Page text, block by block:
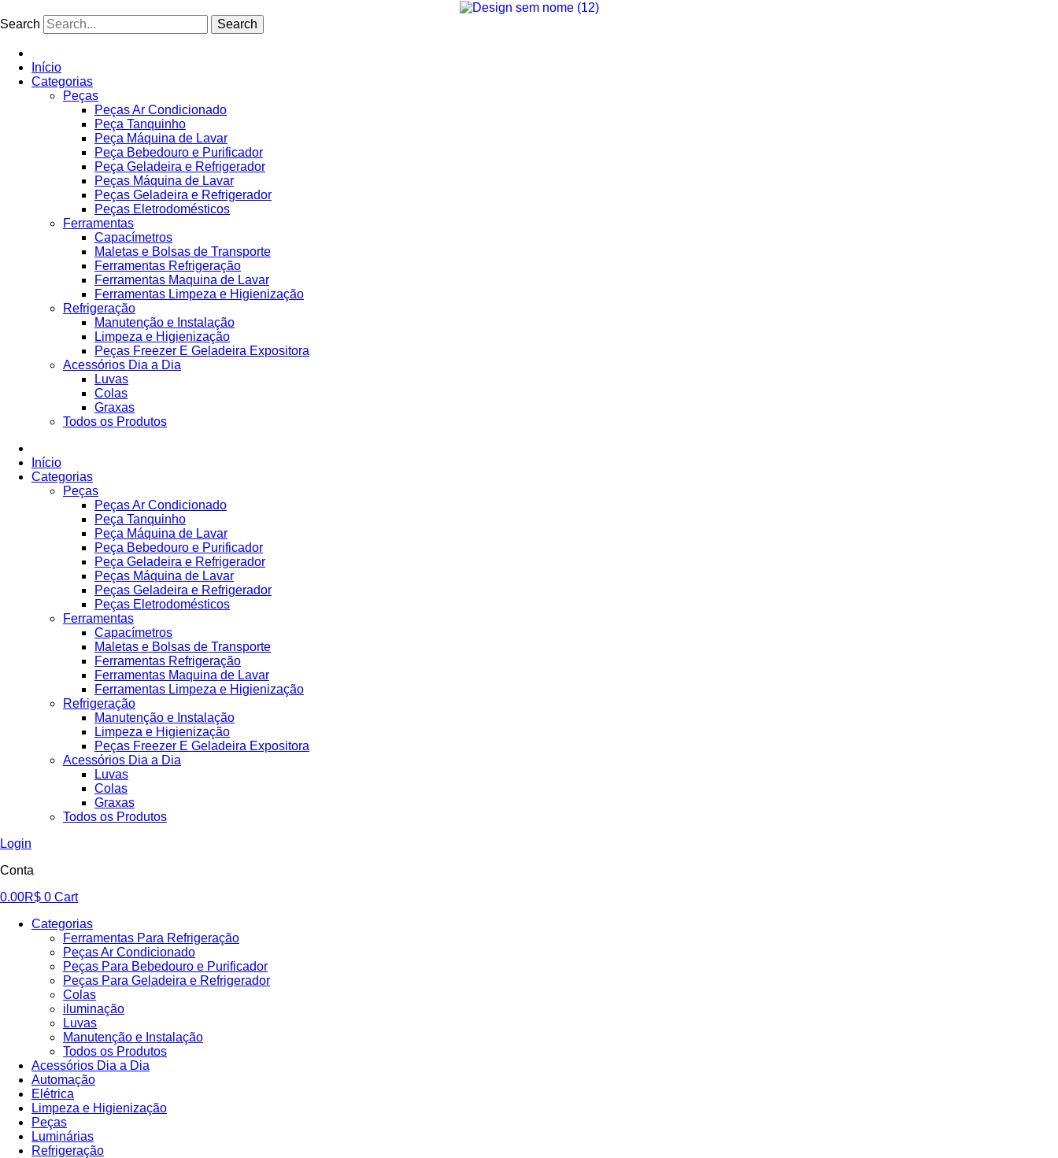
para
Search Search
Início
Categorias
Peças
Peças Ar Condicionado
Peça Tanquinho
Peça Máquina de Lavar
Peça Bebedouro e Purificador
Peça Geladeira e Refrigerador
Peças Máquina de Lavar
Peças Geladeira e Refrigerador
Peças Eletrodomésticos
Ferramentas
Capacímetros
Maletas e Bolsas de Transporte
Ferramentas Refrigeração
Ferramentas Maquina de Lavar
Ferramentas Limpeza e Higienização
Refrigeração
Manutenção e Instalação
Limpeza e Higienização
Peças Freezer E Geladeira Expositora
Acessórios Dia a Dia
Luvas
Colas
Graxas
Todos os Produtos
Início
Categorias
Peças
Peças Ar Condicionado
Peça Tanquinho
Peça Máquina de Lavar
Peça Bebedouro e Purificador
Peça Geladeira e Refrigerador
Peças Máquina de Lavar
Peças Geladeira e Refrigerador
Peças Eletrodomésticos
Ferramentas
Capacímetros
Maletas e Bolsas de Transporte
Ferramentas Refrigeração
Ferramentas Maquina de Lavar
Ferramentas Limpeza e Higienização
Refrigeração
Manutenção e Instalação
Limpeza e Higienização
Peças Freezer E Geladeira Expositora
Acessórios Dia a Dia
Luvas
Colas
Graxas
Todos os Produtos
Login
Conta
0.00R$ 0 Cart
Categorias
Ferramentas Para Refrigeração
Peças Ar Condicionado
Peças Para Bebedouro e Purificador
Peças Para Geladeira e Refrigerador
Colas
iluminação
Luvas
Manutenção e Instalação
Todos os Produtos
Acessórios Dia a Dia
Automação
Elétrica
Limpeza e Higienização
Peças
Luminárias
Refrigeração